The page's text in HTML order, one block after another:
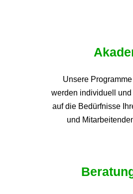
Unsere Programme
werden individuell
auf die Bedürfnisse
und